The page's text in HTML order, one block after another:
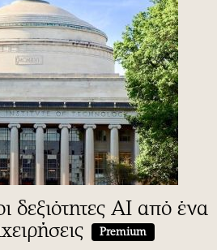
δεξιότητες ΑΙ από ένα
Premium